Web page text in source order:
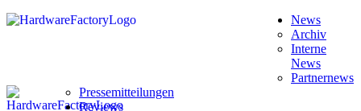
News
Archiv
Interne
News
Partnernews
Pressemitteilungen
Reviews